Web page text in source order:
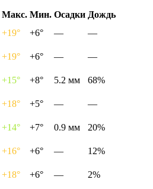
Макс. Мин. Осадки Дождь
+19° +6° —
—
+19° +6° —
—
+15° +8° 5.2 мм
68%
+18° +5° —
—
+14° +7° 0.9 мм
20%
+16° +6° —
12%
+18° +6° — 2%